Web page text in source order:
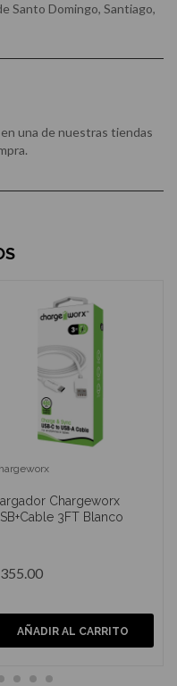
Santo Domingo, Santiago,
en una de nuestras tiendas
Chargeworx
3FT Blanco
AÑADIR AL CARRITO